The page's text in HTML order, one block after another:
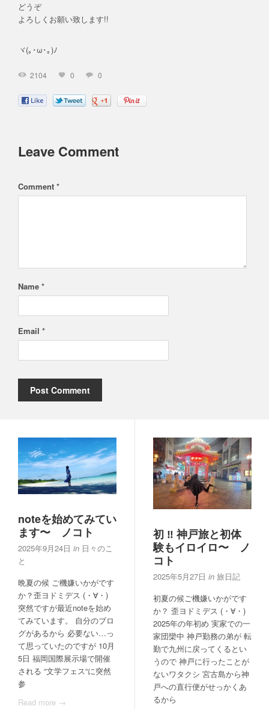
どうぞ
よろしくお願い致します!!
ヾ(｡･ω･｡)ﾉ
2104 0 0
Leave Comment
Comment *
Name *
Email *
noteを始めてみてい
ます〜 ノコト
2025年9月24日 in 日々のこ
と
晩夏の候 ご機嫌いかがです
か？歪ヨドミデス (・∀・)
突然ですが最近noteを始め
てみています。 自分のブロ
グがあるから 必要ない…っ
て思っていたのですが 10月
5日 福岡国際展示場で開催
される “文学フェス“に突然
参
Read more →
初 ‼︎ 神戸旅と初体
験もイロイロ〜 ノ
コト
2025年5月27日 in 旅日記
初夏の候ご機嫌いかがです
か？ 歪ヨドミデス (・∀・)
2025年の年初め 実家での一
家団欒中 神戸勤務の弟が 転
勤で九州に戻ってくるとい
うので 神戸に行ったことが
ないワタクシ 宮古島から神
戸への直行便がせっかくあ
るから